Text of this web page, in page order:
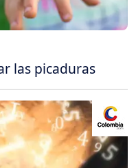
las picaduras